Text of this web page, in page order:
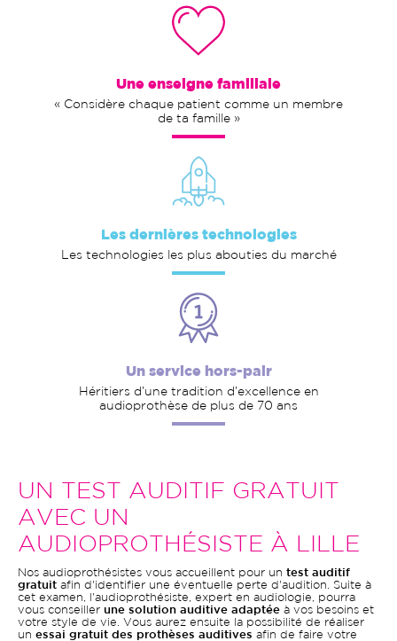
Une enseigne familiale
« Considère chaque patient comme un membre
de ta famille »
Les dernières technologies
Les technologies les plus abouties du marché
Un service hors-pair
Héritiers d’une tradition d’excellence en
audioprothèse de plus de 70 ans
UN TEST AUDITIF GRATUIT
AVEC UN
AUDIOPROTHÉSISTE À LILLE
Nos audioprothésistes vous accueillent pour un test auditif
gratuit afin d'identifier une éventuelle perte d'audition. Suite à
cet examen, l'audioprothésiste, expert en audiologie, pourra
vous conseiller une solution auditive adaptée à vos besoins et
votre style de vie. Vous aurez ensuite la possibilité de réaliser
un essai gratuit des prothèses auditives afin de faire votre